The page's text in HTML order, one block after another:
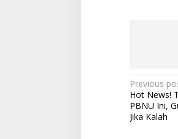
P
o
s
Previous
Hot News!
PBNU Ini,
Jika Kalah